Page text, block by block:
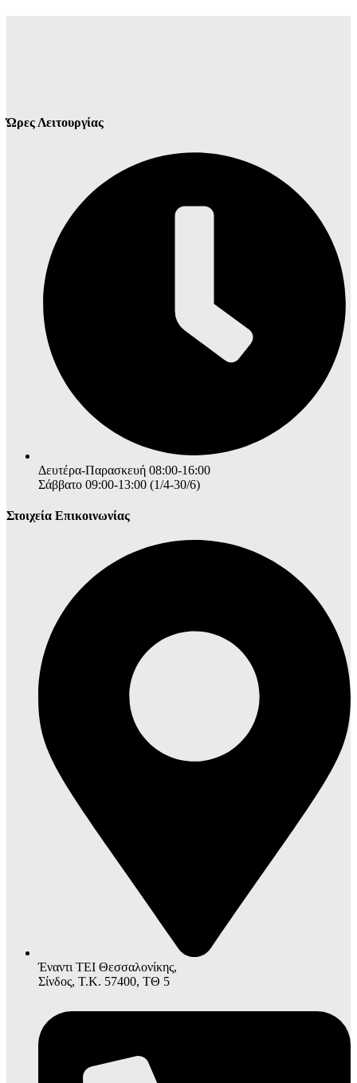
Ώρες Λειτουργίας
Δευτέρα-Παρασκευή 08:00-16:00
Σάββατο 09:00-13:00 (1/4-30/6)
Στοιχεία Επικοινωνίας
Έναντι ΤΕΙ Θεσσαλονίκης,
Σίνδος, Τ.Κ. 57400, ΤΘ 5